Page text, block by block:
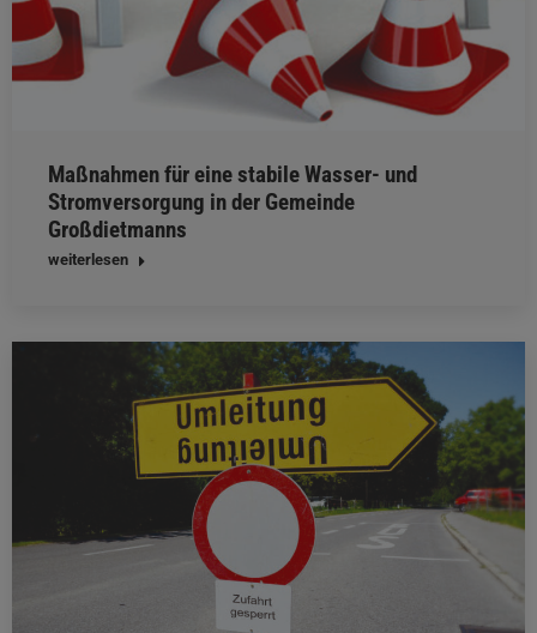
Maßnahmen für eine stabile Wasser- und
Stromversorgung in der Gemeinde
Großdietmanns
weiterlesen